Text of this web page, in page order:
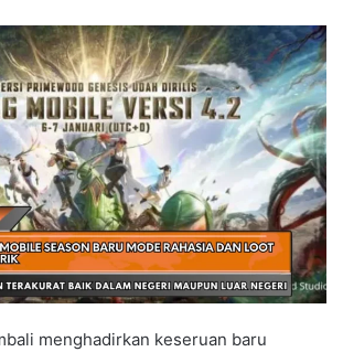
menghadirkan keseruan baru